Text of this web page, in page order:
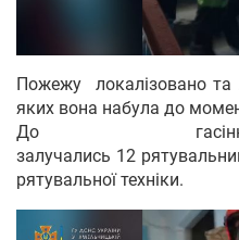
Пожежу локалізовано та
яких вона набула до
До
залучались 12
рятувальної техніки.